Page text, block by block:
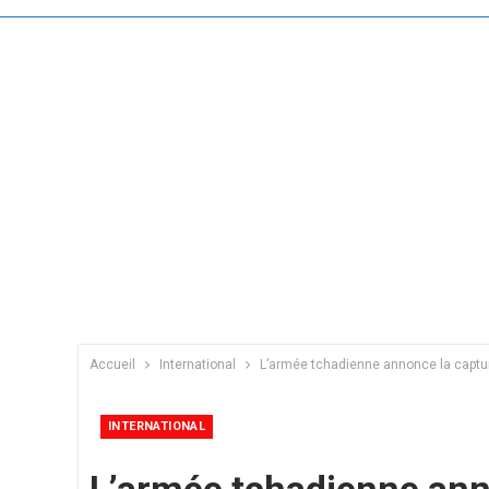
Accueil International L’armée tchadienne annonce la
INTERNATIONAL